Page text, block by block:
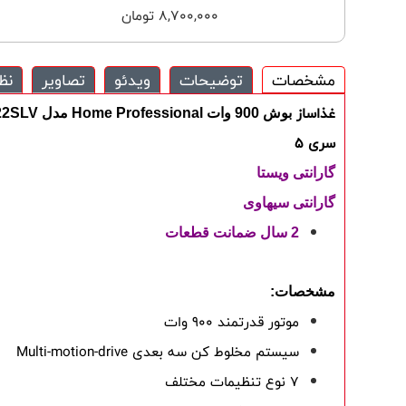
8,700,000 تومان
مشخصات توضیحات ویدئو تصاویر
غذاسازبوش900 وات Home Professional مدل MUM57B22SLV
سری 5
گارانتی ویستا
گارانتی سیهاوی
2 سال ضمانت قطعات
مشخصات:
موتور قدرتمند 900 وات
سیستم مخلوط کن سه بعدی Multi-motion-drive
7 نوع تنظیمات مختلف